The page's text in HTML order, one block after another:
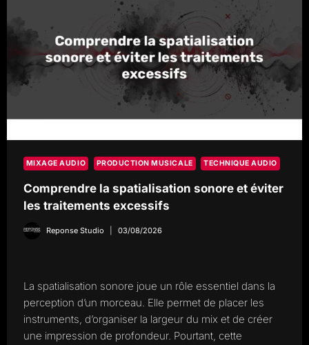
MIXAGE AUDIO PRODUCTION MUSICALE TECHNIQUE AUDIO
Comprendre la spatialisation sonore et éviter
les traitements excessifs
Reponse Studio 03/08/2026
La spatialisation sonore joue un rôle essentiel dans la
perception d’un morceau. Elle permet de placer les
instruments, d’organiser la largeur du mix et de créer
une impression de profondeur. Pourtant, cette